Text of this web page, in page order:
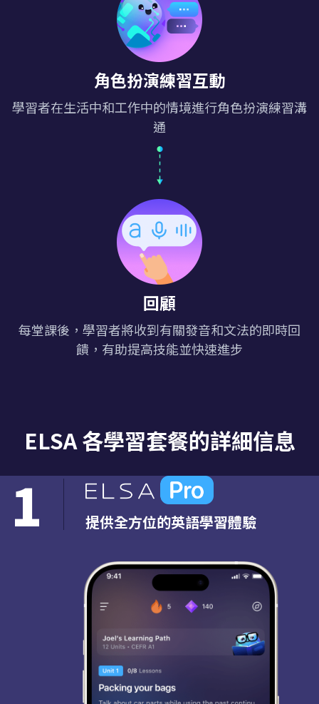
角色扮演練習互動
學習者在生活中和工作中的情境進行角色扮演練習溝
通
回顧
每堂課後，學習者將收到有關發音和文法的即時回
饋，有助提高技能並快速進步
ELSA 各學習套餐的詳細信息
1 提供全方位的英語學習體驗